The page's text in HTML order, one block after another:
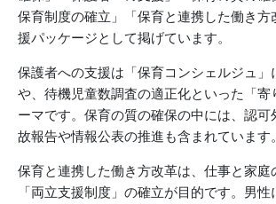
保育制度の確立」「保育と連携した働き方
援パッケージとして掲げています。
保護者への支援は「保育コンシェルジュ」
や、待機児童数調査の適正化といった「寄
ーマです。保育の質の確保の中には、認可
故報告や情報公表の推進も含まれています。
保育と連携した働き方改革は、仕事と家庭
「両立支援制度」の確立が目的です。男